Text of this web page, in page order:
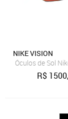
NIKE VISION
Óculos de Sol
R$